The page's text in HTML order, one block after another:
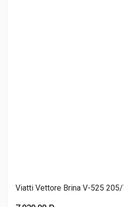
Torero (Matador) MPS500
Viatti Vettore Brina V-525